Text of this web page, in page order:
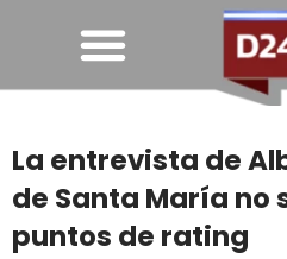
La entrevista de
de Santa María no
puntos de rating